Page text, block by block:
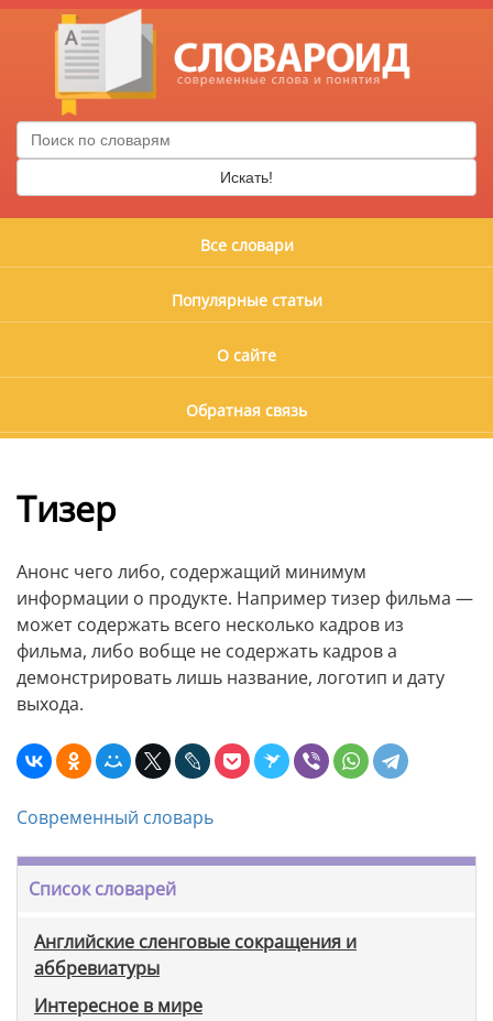
Искать!
Все словари
Популярные статьи
О сайте
Обратная связь
Тизер
Анонс чего либо, содержащий минимум
информации о продукте. Например тизер фильма —
может содержать всего несколько кадров из
фильма, либо вобще не содержать кадров а
демонстрировать лишь название, логотип и дату
выхода.
Современный словарь
Список словарей
Английские сленговые сокращения и
аббревиатуры
Интересное в мире